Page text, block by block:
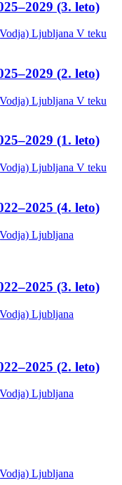
(3. leto)
Ljubljana V teku
(2. leto)
Ljubljana V teku
(1. leto)
Ljubljana V teku
(4. leto)
Ljubljana
(3. leto)
Ljubljana
(2. leto)
Ljubljana
Ljubljana